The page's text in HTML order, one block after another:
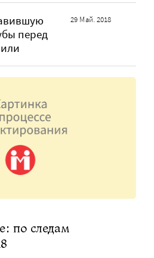
перед
29 Май. 2018
по следам